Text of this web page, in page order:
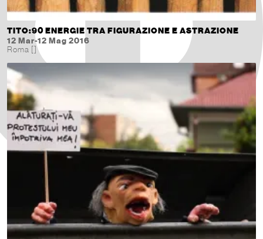
TITO:90 ENERGIE TRA FIGURAZIONE E ASTRAZIONE
12 Mar-12 Mag 2016
Roma []